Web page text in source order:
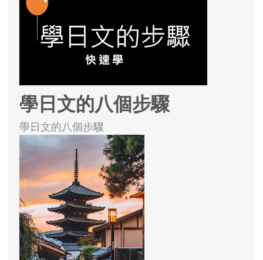
學日文的八個步驟
學日文的八個步驟